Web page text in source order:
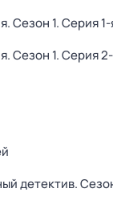
. Сезон 1. Серия
. Сезон 1. Серия
детектив.